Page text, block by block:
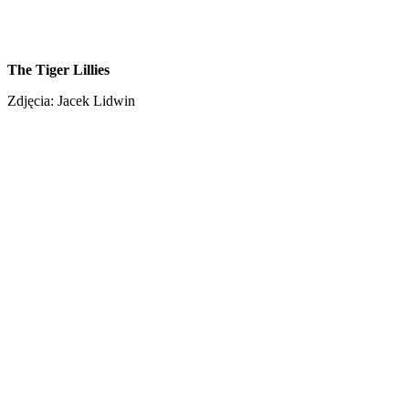
The Tiger Lillies
Zdjęcia: Jacek Lidwin